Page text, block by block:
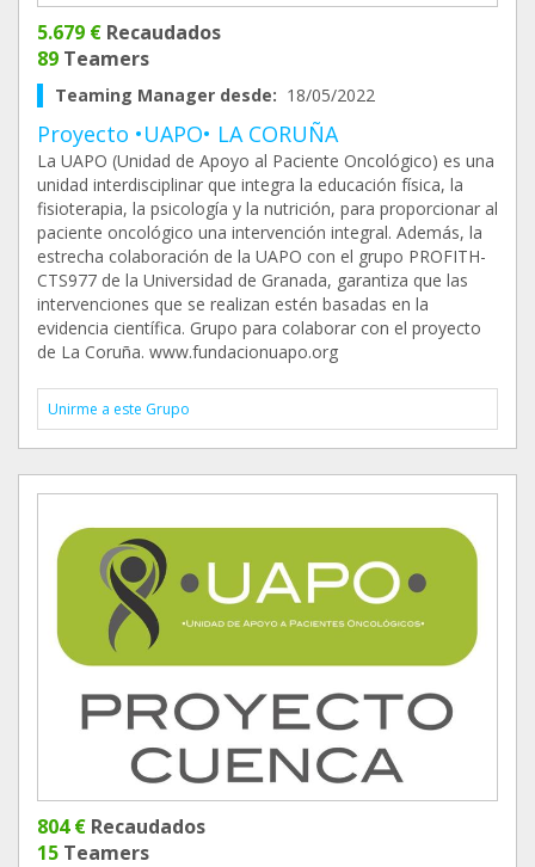
5.679 € Recaudados
89 Teamers
Teaming Manager desde: 18/05/2022
Proyecto •UAPO• LA CORUÑA
La UAPO (Unidad de Apoyo al Paciente Oncológico) es una
unidad interdisciplinar que integra la educación física, la
fisioterapia, la psicología y la nutrición, para proporcionar al
paciente oncológico una intervención integral. Además, la
estrecha colaboración de la UAPO con el grupo PROFITH-
CTS977 de la Universidad de Granada, garantiza que las
intervenciones que se realizan estén basadas en la
evidencia científica. Grupo para colaborar con el proyecto
de La Coruña. www.fundacionuapo.org
Unirme a este Grupo
804 € Recaudados
15 Teamers